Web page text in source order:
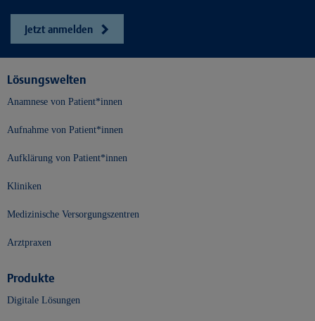
Jetzt anmelden
Lösungswelten
Anamnese von Patient*innen
Aufnahme von Patient*innen
Aufklärung von Patient*innen
Kliniken
Medizinische Versorgungszentren
Arztpraxen
Produkte
Digitale Lösungen